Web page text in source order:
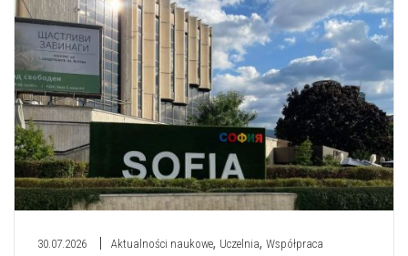
30.07.2026 Aktualności naukowe, Uczelnia, Współpraca